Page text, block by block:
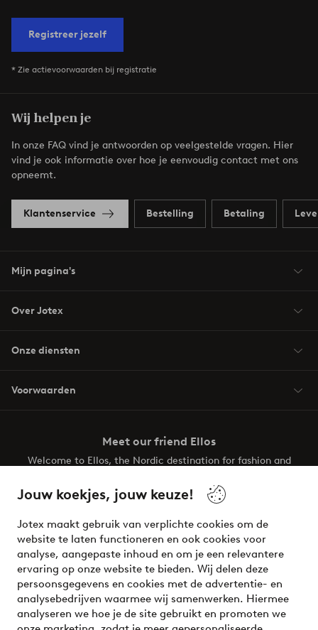
Jouw koekjes, jouw keuze!
Jotex maakt gebruik van verplichte cookies om de
website te laten functioneren en ook cookies voor
analyse, aangepaste inhoud en om je een relevantere
ervaring op onze website te bieden. Wij delen deze
persoonsgegevens en cookies met de advertentie- en
analysebedrijven waarmee wij samenwerken. Hiermee
analyseren we hoe je de site gebruikt en promoten we
Registreer jezelf
* Zie actievoorwaarden bij registratie
Wij helpen je
In onze FAQ vind je antwoorden op veelgestelde vragen. Hier
vind je ook informatie over hoe je eenvoudig contact met ons
opneemt.
Klantenservice Bestelling Betaling
Mijn pagina's
Over Jotex
Onze diensten
Voorwaarden
Meet our friend Ellos
Welcome to Ellos, the Nordic destination for fashion and
your wardrobe. Your next inspiring look is here!
Veilig betalen - Nu betalen of opsplitsen
Wil je meer weten over onze betaalopties?